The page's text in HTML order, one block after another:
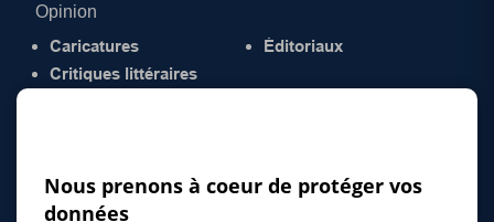
Opinion
Caricatures
Critiques littéraires
Éditoriaux
Nous prenons à coeur de protéger vos
données